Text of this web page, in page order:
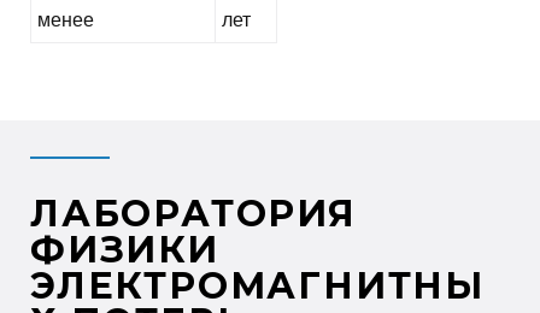
менее
лет
ЛАБОРАТОРИЯ
ФИЗИКИ
ЭЛЕКТРОМАГНИТНЫ